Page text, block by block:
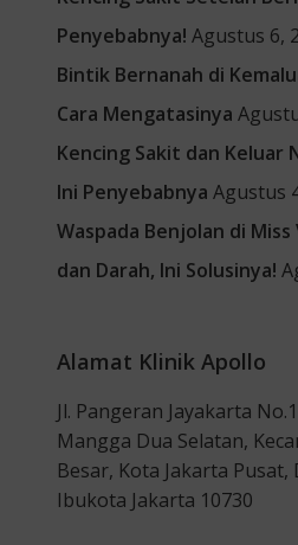
Penyebabnya! Agustus 6,
Bintik Bernanah di
Cara Mengatasinya
Kencing Sakit dan Keluar
Ini Penyebabnya Agustus
Waspada Benjolan di Miss
dan Darah, Ini Solusinya!
Alamat Klinik Apollo
Jl. Pangeran Jayakarta
Mangga Dua Selatan,
Besar, Kota Jakarta Pusat,
Ibukota Jakarta 10730